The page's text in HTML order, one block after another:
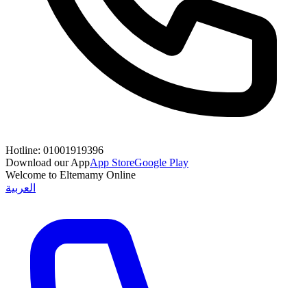
Hotline: 01001919396
Download our AppApp StoreGoogle Play
Welcome to Eltemamy Online
العربية